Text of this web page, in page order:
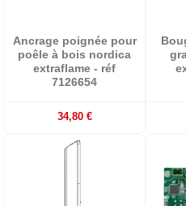
Ancrage poignée pour
poêle à bois nordica
extraflame - réf
7126654
34,80 €